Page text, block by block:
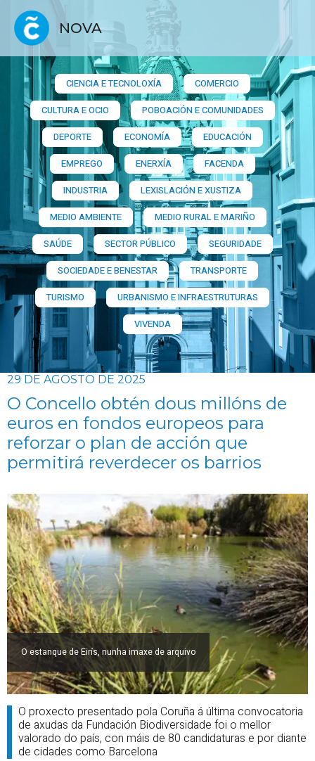
NOVA
CIENCIA E TECNOLOXÍA
COMERCIO
CULTURA E OCIO
POBOACIÓN E COMUNIDADES
DEPORTE
ECONOMÍA
EDUCACIÓN
EMPREGO
ENERXÍA
FACENDA
INDUSTRIA
LEXISLACIÓN E XUSTIZA
MEDIO AMBIENTE
MEDIO RURAL E MARIÑO
SAÚDE
SECTOR PÚBLICO
SEGURIDADE
SOCIEDADE E BENESTAR
TRANSPORTE
TURISMO
URBANISMO E INFRAESTRUTURAS
VIVENDA
29 DE AGOSTO DE 2025
O Concello obtén dous millóns de
euros en fondos europeos para
reforzar o plan de acción que
permitirá reverdecer os barrios
O estanque de Eirís, nunha imaxe de arquivo
O proxecto presentado pola Coruña á última convocatoria
de axudas da Fundación Biodiversidade foi o mellor
valorado do país, con máis de 80 candidaturas e por diante
de cidades como Barcelona